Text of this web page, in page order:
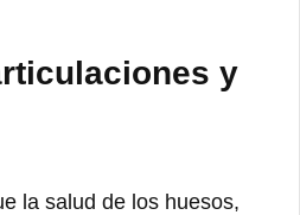
y
la salud de los huesos,